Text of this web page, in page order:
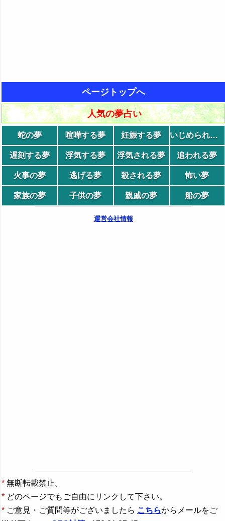
ページトップへ
人気の夢占い
蛇の夢 喧嘩する夢 妊娠する夢 いじめられる夢
遅刻する夢 浮気する夢 浮気される夢 追われる夢
火事の夢 逃げる夢 殺される夢 怖い夢
家族の夢 子供の夢 親戚の夢 船の夢
運営会社情報
* 無断転載禁止。
* どのページでもご自由にリンクして下さい。
* ご意見・ご質問等がございましたら こちらからメールをご